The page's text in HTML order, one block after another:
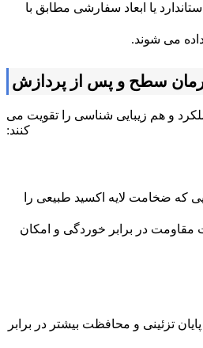
یا ابعاد سفارشی مطابق با
داده می شوند.
و هم زیبایی شناسی را تقویت می
کنند:
که ضخامت لایه اکسید طبیعی را
مقاومت در برابر خوردگی و امکان
تزئینی و محافظت بیشتر در برابر